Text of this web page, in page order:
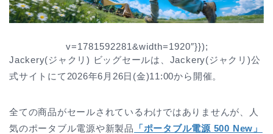
v=1781592281&width=1920″}});
Jackery(ジャクリ) ビッグセールは、Jackery(ジャクリ)公
式サイトにて2026年6月26日(金)11:00から開催。
全ての商品がセールされているわけではありませんが、人
気のポータブル電源や新製品
「ポータブル電源 500 New」